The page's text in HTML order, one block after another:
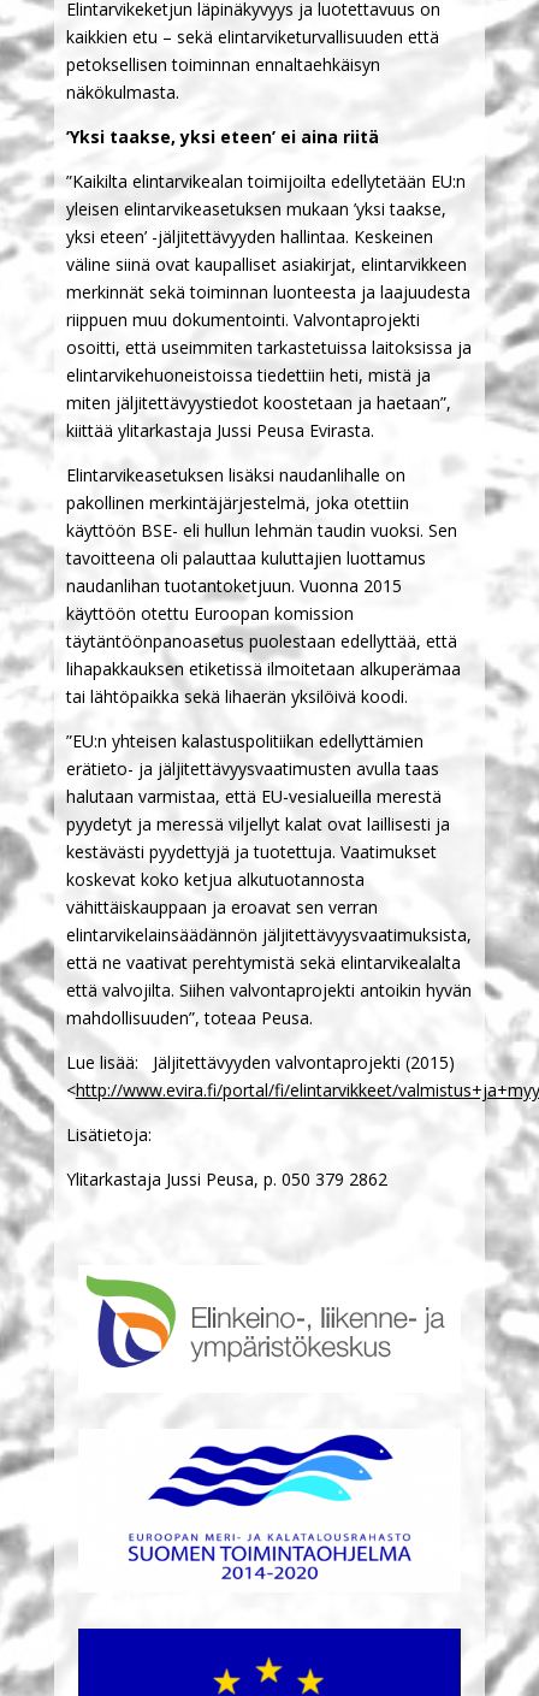
Elintarvikeketjun läpinäkyvyys ja luotettavuus on
kaikkien etu – sekä elintarviketurvallisuuden että
petoksellisen toiminnan ennaltaehkäisyn
näkökulmasta.
’Yksi taakse, yksi eteen’ ei aina riitä
”Kaikilta elintarvikealan toimijoilta edellytetään EU:n
yleisen elintarvikeasetuksen mukaan ’yksi taakse,
yksi eteen’ -jäljitettävyyden hallintaa. Keskeinen
väline siinä ovat kaupalliset asiakirjat, elintarvikkeen
merkinnät sekä toiminnan luonteesta ja laajuudesta
riippuen muu dokumentointi. Valvontaprojekti
osoitti, että useimmiten tarkastetuissa laitoksissa ja
elintarvikehuoneistoissa tiedettiin heti, mistä ja
miten jäljitettävyystiedot koostetaan ja haetaan”,
kiittää ylitarkastaja Jussi Peusa Evirasta.
Elintarvikeasetuksen lisäksi naudanlihalle on
pakollinen merkintäjärjestelmä, joka otettiin
käyttöön BSE- eli hullun lehmän taudin vuoksi. Sen
tavoitteena oli palauttaa kuluttajien luottamus
naudanlihan tuotantoketjuun. Vuonna 2015
käyttöön otettu Euroopan komission
täytäntöönpanoasetus puolestaan edellyttää, että
lihapakkauksen etiketissä ilmoitetaan alkuperämaa
tai lähtöpaikka sekä lihaerän yksilöivä koodi.
”EU:n yhteisen kalastuspolitiikan edellyttämien
erätieto- ja jäljitettävyysvaatimusten avulla taas
halutaan varmistaa, että EU-vesialueilla merestä
pyydetyt ja meressä viljellyt kalat ovat laillisesti ja
kestävästi pyydettyjä ja tuotettuja. Vaatimukset
koskevat koko ketjua alkutuotannosta
vähittäiskauppaan ja eroavat sen verran
elintarvikelainsäädännön jäljitettävyysvaatimuksista,
että ne vaativat perehtymistä sekä elintarvikealalta
että valvojilta. Siihen valvontaprojekti antoikin hyvän
mahdollisuuden”, toteaa Peusa.
Lue lisää: Jäljitettävyyden valvontaprojekti (2015)
<http://www.evira.fi/portal/fi/elintarvikkeet/
Lisätietoja:
Ylitarkastaja Jussi Peusa, p. 050 379 2862